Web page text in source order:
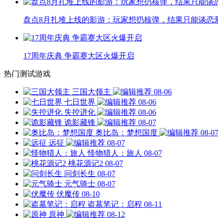
盘点8月扎堆上线的影游：玩家想扔核弹，结果只能谈恋
17周年庆典 争霸赛大区火爆开启
热门测试游戏
三国大领主
08-06
七日世界
08-06
失控进化
08-06
诡影藏锋
08-07
奥比岛：梦想国度
08-07
远征
08-07
怪物猎人：旅人 08-07
桃花源记2 08-07
问剑长生 08-07
元气骑士 08-07
伏魔传 08-10
盗墓笔记：启程 08-11
原神
08-12